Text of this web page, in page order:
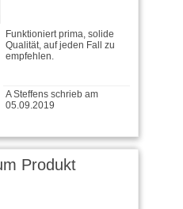
empfehlen.
dünnem Öl. …weiter lesen
Produkt